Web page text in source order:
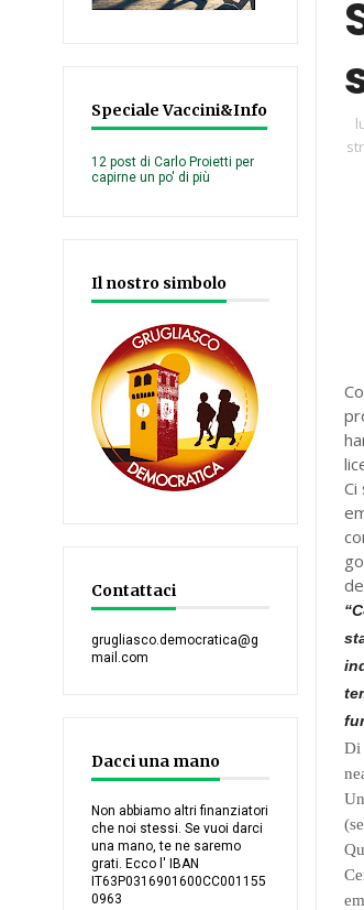
Speciale Vaccini&Info
12 post di Carlo Proietti per
capirne un po' di più
Il nostro simbolo
Contattaci
grugliasco.democratica@g
mail.com
Dacci una mano
Non abbiamo altri finanziatori
che noi stessi. Se vuoi darci
una mano, te ne saremo
grati. Ecco l' IBAN
IT63P0316901600CC001155
0963
Di